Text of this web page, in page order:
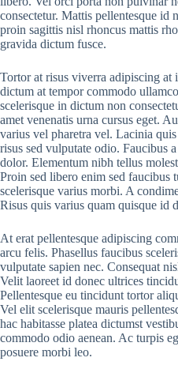
consectetur. Mattis pellentesque id
proin sagittis nisl rhoncus mattis
gravida dictum fusce.
Tortor at risus viverra adipiscing at
dictum at tempor commodo
scelerisque in dictum non
amet venenatis urna cursus eget.
varius vel pharetra vel. Lacinia
risus sed vulputate odio. Faucibus
dolor. Elementum nibh tellus
Proin sed libero enim sed faucibus
scelerisque varius morbi. A
Risus quis varius quam quisque id
At erat pellentesque adipiscing
arcu felis. Phasellus faucibus
vulputate sapien nec. Consequat
Velit laoreet id donec ultrices
Pellentesque eu tincidunt tortor
Vel elit scelerisque mauris
hac habitasse platea dictumst
commodo odio aenean. Ac turpis
posuere morbi leo.